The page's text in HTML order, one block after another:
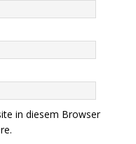
in diesem Browser